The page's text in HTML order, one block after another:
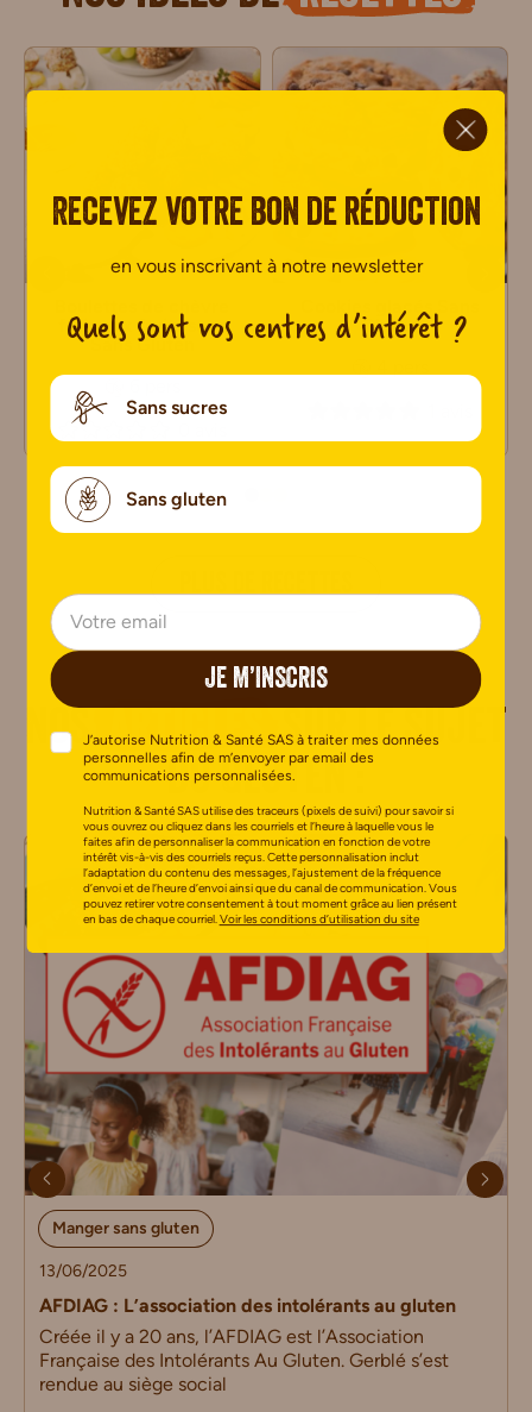
frais aux fruits secs
Sans Gluten
Cookies glacés Sans
Gluten
Nosarticles sur le sujet
du Gluten :
Manger sans gluten
13/06/2025
AFDIAG : L’association des intolérants au gluten
Créée il y a 20 ans, l’AFDIAG est l’Association
Française des Intolérants Au Gluten. Gerblé s’est
rendue au siège social
Recevez votre bon de réduction
en vous inscrivant à notre newsletter
Quels sont vos centres d’intérêt ?
Sans sucres
Sans gluten
JE M’INSCRIS
J’autorise Nutrition & Santé SAS à traiter mes données
personnelles afin de m’envoyer par email des
communications personnalisées.
Nutrition & Santé SAS utilise des traceurs (pixels de suivi) pour savoir si
vous ouvrez ou cliquez dans les courriels et l’heure à laquelle vous le
faites afin de personnaliser la communication en fonction de votre
intérêt vis-à-vis des courriels reçus. Cette personnalisation inclut
l’adaptation du contenu des messages, l’ajustement de la fréquence
d’envoi et de l’heure d’envoi ainsi que du canal de communication. Vous
pouvez retirer votre consentement à tout moment grâce au lien présent
en bas de chaque courriel.Voir les conditions d’utilisation du site